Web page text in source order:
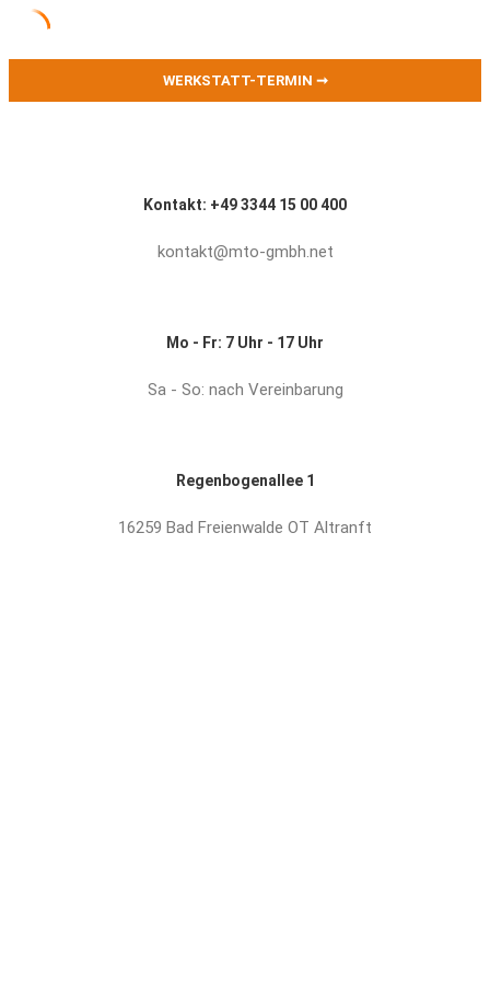
WERKSTATT-TERMIN ➞
Kontakt: +49 3344 15 00 400
kontakt@mto-gmbh.net
Mo - Fr: 7 Uhr - 17 Uhr
Sa - So: nach Vereinbarung
Regenbogenallee 1
16259 Bad Freienwalde OT Altranft